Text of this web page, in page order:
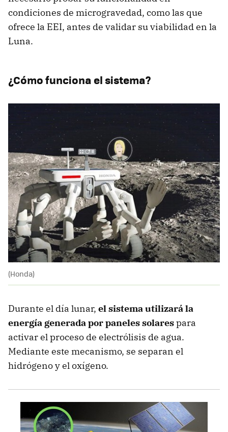
condiciones de microgravedad, como las que
ofrece la EEI, antes de validar su viabilidad en la
Luna.
¿Cómo funciona el sistema?
(Honda)
Durante el día lunar, el sistema utilizará la
energía generada por paneles solarespara
activar el proceso de electrólisis de agua.
Mediante este mecanismo, se separan el
hidrógeno y el oxígeno.